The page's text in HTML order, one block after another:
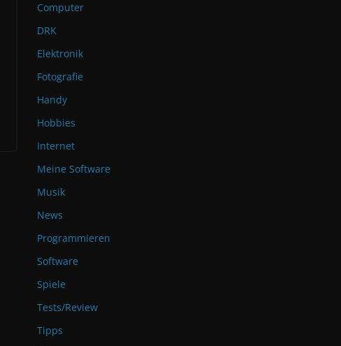
Computer
DRK
Elektronik
Fotografie
Handy
Hobbies
Internet
Meine Software
Musik
News
Programmieren
Software
Spiele
Tests/Review
Tipps